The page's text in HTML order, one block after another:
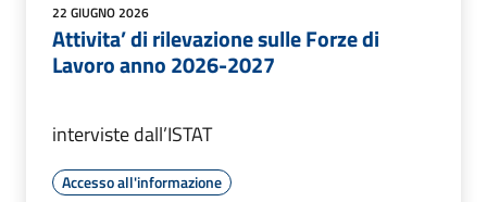
22 GIUGNO 2026
Attivita’ di rilevazione sulle Forze di
Lavoro anno 2026-2027
interviste dall’ISTAT
Accesso all'informazione